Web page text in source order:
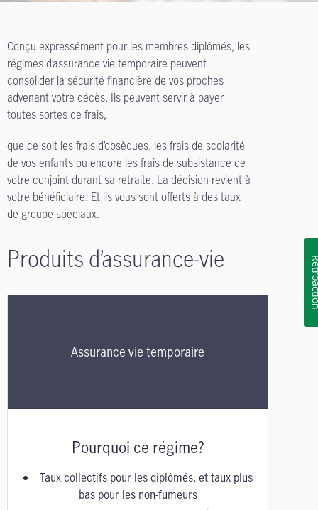
Conçu expressément pour les membres diplômés, les
régimes d’assurance vie temporaire peuvent
consolider la sécurité financière de vos proches
advenant votre décès. Ils peuvent servir à payer
toutes sortes de frais,
que ce soit les frais d’obsèques, les frais de scolarité
de vos enfants ou encore les frais de subsistance de
votre conjoint durant sa retraite. La décision revient à
votre bénéficiaire. Et ils vous sont offerts à des taux
de groupe spéciaux.
Produits d’assurance-vie
Assurance vie temporaire
Pourquoi ce régime?
Taux collectifs pour les diplômés, et taux plus
bas pour les non-fumeurs